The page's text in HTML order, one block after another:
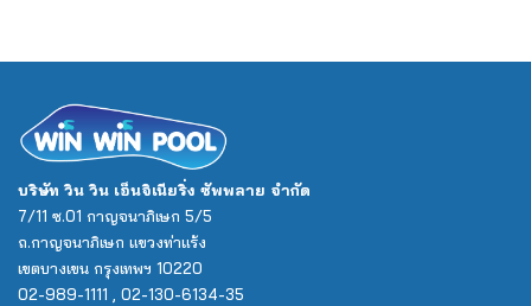
บริษัท วิน วิน เอ็นจิเนียริ่ง ซัพพลาย จำกัด
7/11 ซ.01 กาญจนาภิเษก 5/5
ถ.กาญจนาภิเษก แขวงท่าแร้ง
เขตบางเขน กรุงเทพฯ 10220
02-989-1111 , 02-130-6134-35